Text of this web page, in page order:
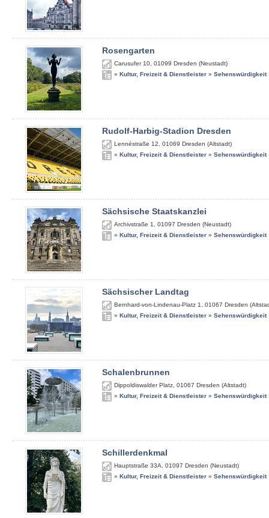
Rosengarten
Carusufer 10 01099 Dresden (Neustadt)
» Kultur, Freizeit & Dienstleister » Sehenswürdigkeit
Rudolf-Harbig-Stadion Dresden
Lennéstraße 12 01069 Dresden (Altstadt)
» Kultur, Freizeit & Dienstleister » Sehenswürdigkeit
Sächsische Staatskanzlei
Archivstraße 1 01097 Dresden (Neustadt)
» Kultur, Freizeit & Dienstleister » Sehenswürdigkeit
Sächsischer Landtag
Bernhard-von-Lindenau-Platz 1 01067 Dresden
» Kultur, Freizeit & Dienstleister » Sehenswürdigkeit
Schalenbrunnen
Dippoldiswalder Platz 01067 Dresden (Altstadt)
» Kultur, Freizeit & Dienstleister » Sehenswürdigkeit
Schillerdenkmal
Hauptstraße 33A 01097 Dresden (Neustadt)
» Kultur, Freizeit & Dienstleister » Sehenswürdigkeit